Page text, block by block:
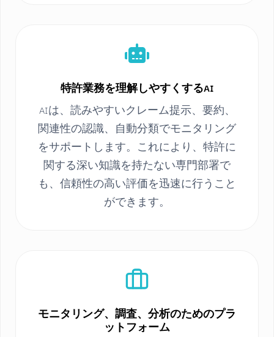
特許業務を理解しやすくするAI
AIは、読みやすいクレーム提示、要約、
関連性の認識、自動分類でモニタリング
をサポートします。これにより、特許に
関する深い知識を持たない専門部署で
も、信頼性の高い評価を迅速に行うこと
ができます。
モニタリング、調査、分析のためのプラ
ットフォーム